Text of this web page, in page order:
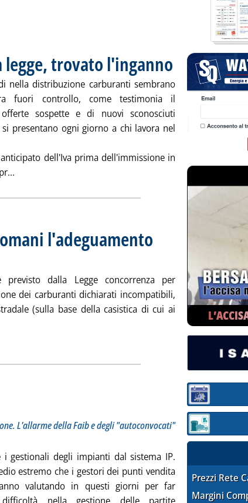
trovato l'inganno . Pubblicata giovedì 28
nella distribuzione carburanti sembrano
fuori controllo, come testimonia il
sospette e di nuovi sconosciuti
presentano ogni giorno a chi lavora nel
dell'Iva prima dell'immissione in
Leggi tutta la notizia: 'Frodi carburanti: fatta la legge,
l'adeguamento
27 febbraio 2019 alle 17.54.
dalla Legge concorrenza per
dei carburanti dichiarati incompatibili,
(sulla base della casistica di cui ai
entro domani l'adeguamento degli
La difficile integrazione dei sistemi dopo la fusione. L'allarme della Faib e
L'allarme della Faib e degli "autoconvocati"
i gestionali degli impianti dal sistema IP.
estremo che i gestori dei punti vendita
valutando in questi giorni per far
Sezione:
Sezione:
Prezzi Rete
Margini